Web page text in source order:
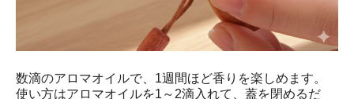
数滴のアロマオイルで、1週間ほど香りを楽しめます。
使い方はアロマオイルを1～2滴入れて、蓋を閉めるだ